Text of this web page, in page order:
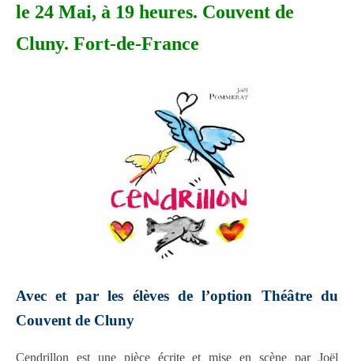
le 24 Mai, à 19 heures. Couvent de
Cluny. Fort-de-France
Avec et par les élèves de l’option Théâtre du
Couvent de Cluny
Cendrillon est une pièce écrite et mise en scène par Joël